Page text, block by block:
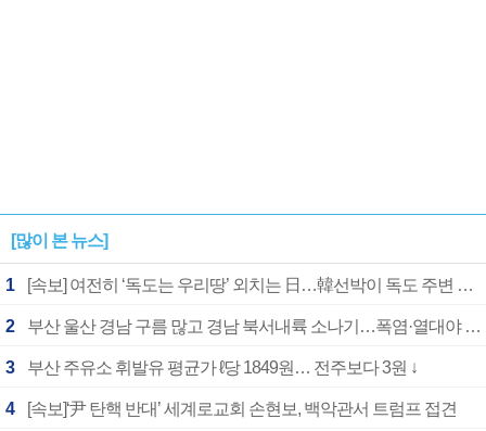
[많이 본 뉴스]
1 [속보] 여전히 ‘독도는 우리땅’ 외치는 日…韓선박이 독도 주변 해양조사 활동하자 반발
2 부산 울산 경남 구름 많고 경남 북서내륙 소나기…폭염·열대야 계속
3 부산 주유소 휘발유 평균가 ℓ당 1849원… 전주보다 3원 ↓
4 [속보]‘尹 탄핵 반대’ 세계로교회 손현보, 백악관서 트럼프 접견